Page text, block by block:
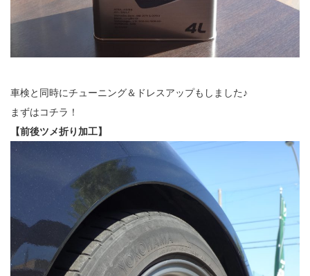
車検と同時にチューニング＆ドレスアップもしました♪
まずはコチラ！
【前後ツメ折り加工】